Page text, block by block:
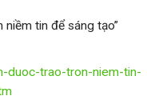
tin để sáng tạo”
duoc-trao-tron-niem-tin-